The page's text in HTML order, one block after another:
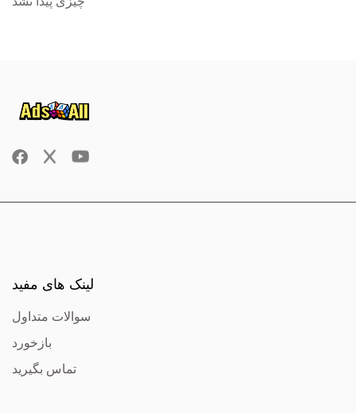
لینک های مفید
سوالات متداول
بازخورد
تماس بگیرید